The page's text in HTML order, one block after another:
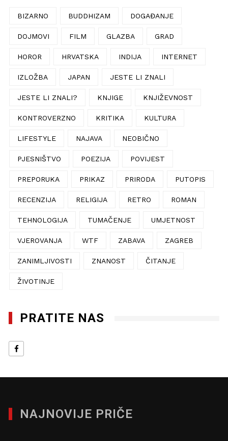
BIZARNO BUDDHIZAM DOGAĐANJE
DOJMOVI FILM GLAZBA GRAD
HOROR HRVATSKA INDIJA INTERNET
IZLOŽBA JAPAN JESTE LI ZNALI
JESTE LI ZNALI? KNJIGE KNJIŽEVNOST
KONTROVERZNO KRITIKA KULTURA
LIFESTYLE NAJAVA NEOBIČNO
PJESNIŠTVO POEZIJA POVIJEST
PREPORUKA PRIKAZ PRIRODA PUTOPIS
RECENZIJA RELIGIJA RETRO ROMAN
TEHNOLOGIJA TUMAČENJE UMJETNOST
VJEROVANJA WTF ZABAVA ZAGREB
ZANIMLJIVOSTI ZNANOST ČITANJE
ŽIVOTINJE
PRATITE NAS
NAJNOVIJE PRIČE